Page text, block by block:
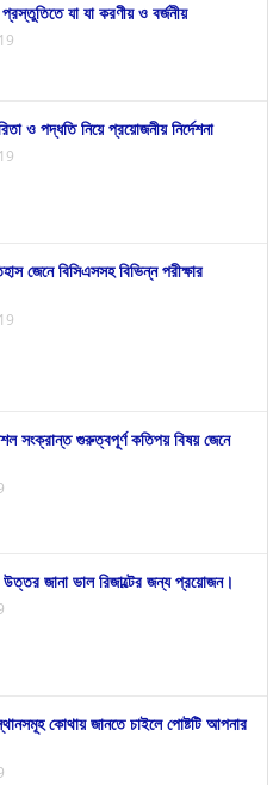
যা যা করণীয় ও বর্জনীয়
ও পদ্ধতি নিয়ে প্রয়োজনীয় নির্দেশনা
জেনে বিসিএসসহ বিভিন্ন পরীক্ষার
সংক্রান্ত গুরুত্বপূর্ণ কতিপয় বিষয় জেনে
জানা ভাল রিজাল্টের জন্য প্রয়োজন।
কোথায় জানতে চাইলে পোষ্টটি আপনার